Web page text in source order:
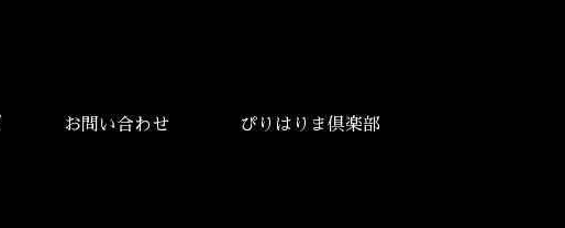
お問い合わせ ぴりはりま倶楽部